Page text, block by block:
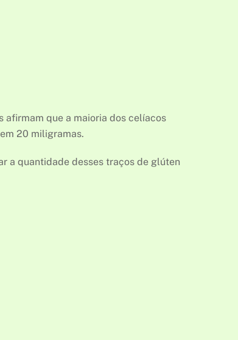
afirmam que a maioria dos celíacos
20 miligramas.
a quantidade desses traços de glúten